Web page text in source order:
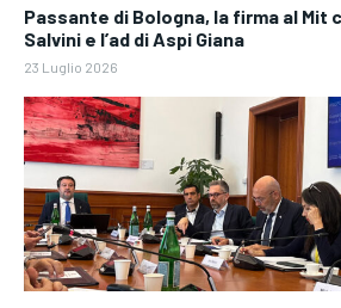
Passante di Bologna, la firma al Mit
Salvini e l’ad di Aspi Giana
23 Luglio 2026